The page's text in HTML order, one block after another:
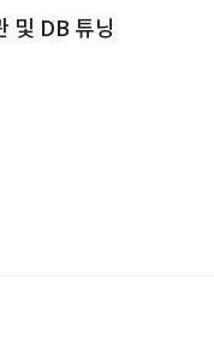
및 DB 튜닝